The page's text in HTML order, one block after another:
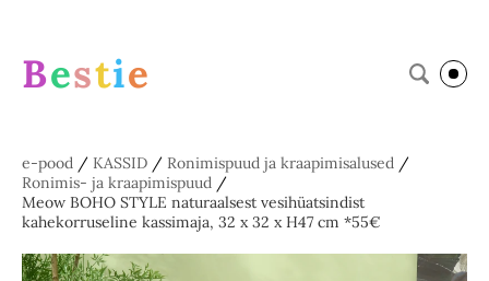
Bestie
e-pood / KASSID / Ronimispuud ja kraapimisalused /
Ronimis- ja kraapimispuud /
Meow BOHO STYLE naturaalsest vesihüatsindist
kahekorruseline kassimaja, 32 x 32 x H47 cm *55€